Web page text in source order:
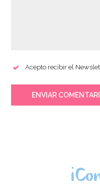
Acepto recibir el
ENVIAR